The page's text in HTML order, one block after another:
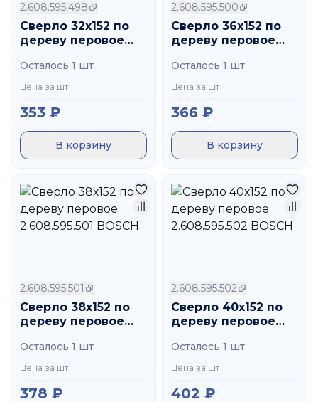
2.608.595.498
Сверло 32х152 по
дереву перовое
BOSCH
Осталось 1 шт
Цена за шт
353 ₽
В корзину
2.608.595.500
Сверло 36х152 по
дереву перовое
BOSCH
Осталось 1 шт
Цена за шт
366 ₽
В корзину
2.608.595.501
Сверло 38х152 по
дереву перовое
Осталось 1 шт
Цена за шт
378 ₽
2.608.595.502
Сверло 40х152 по
дереву перовое
BOSCH
Осталось 1 шт
Цена за шт
402 ₽